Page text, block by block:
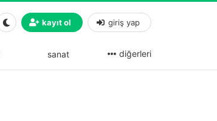
kayıt ol giriş yap
sanat diğerleri